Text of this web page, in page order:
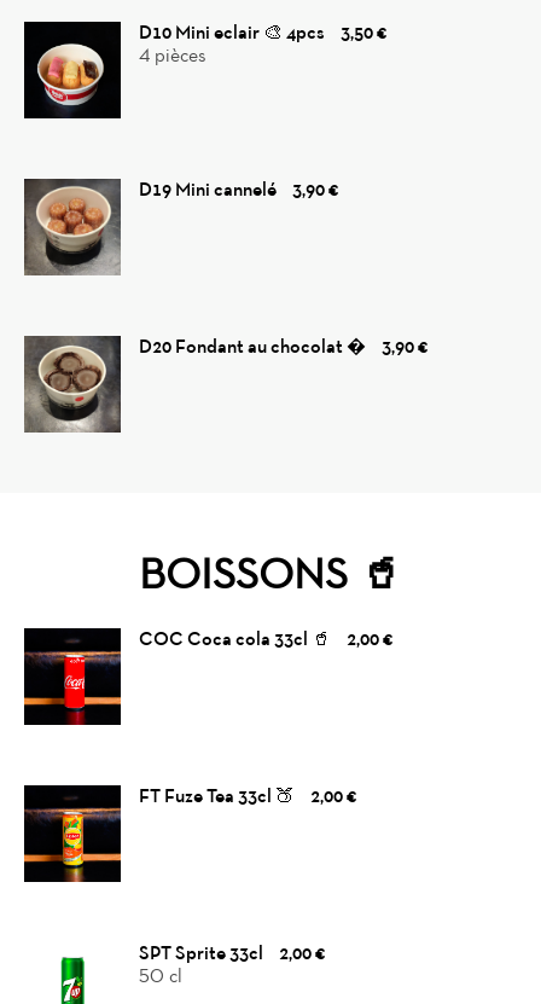
D10 Mini eclair 🎨 4pcs
3,50 €
4 pièces
D19 Mini cannelé 3,90 €
D20 Fondant au chocolat � 3,90 €
BOISSONS 🥤
COC Coca cola 33cl 🥤 2,00 €
FT Fuze Tea 33cl 🍑 2,00 €
SPT Sprite 33cl
2,00 €
50 cl